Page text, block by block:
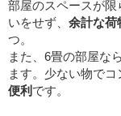
部屋のスペースが
いをせず、 余計な荷
つ。
また、6畳の部屋な
ます。少ない物でコ
便利 です。